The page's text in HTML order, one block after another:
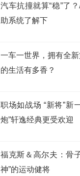
汽车抗撞就算“稳”了
助系统了解下
一车一世界，拥有全
的生活有多香？
职场如战场 “新将”新
炮”轩逸经典更受欢迎
福克斯＆高尔夫：骨
神”的运动健将